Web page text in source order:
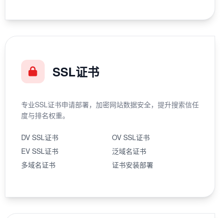
SSL证书
专业SSL证书申请部署，加密网站数据安全，提升搜索信任
度与排名权重。
DV SSL证书
OV SSL证书
EV SSL证书
泛域名证书
多域名证书
证书安装部署